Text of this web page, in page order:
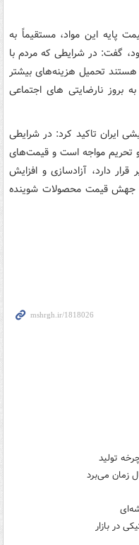
پایه این مواد، مستقیماً به
گفت: در شرایطی که مردم با
تحمیل هزینه‌های بیشتر
بروز نارضایتی های اجتماعی
ایران تاکید کرد: در شرایطی
تحریم مواجه است و قیمت‌های
دارد، آزادسازی و افزایش
جهش قیمت محصولات شوینده
زمان می‌برد